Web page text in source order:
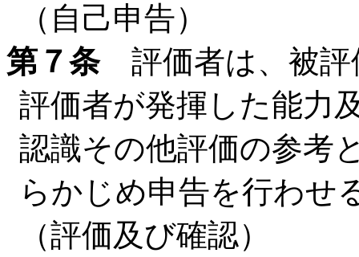
（自己申告）
第７条評価者は、被評
評価者が発揮した能力
認識その他評価の参考
らかじめ申告を行わせ
（評価及び確認）